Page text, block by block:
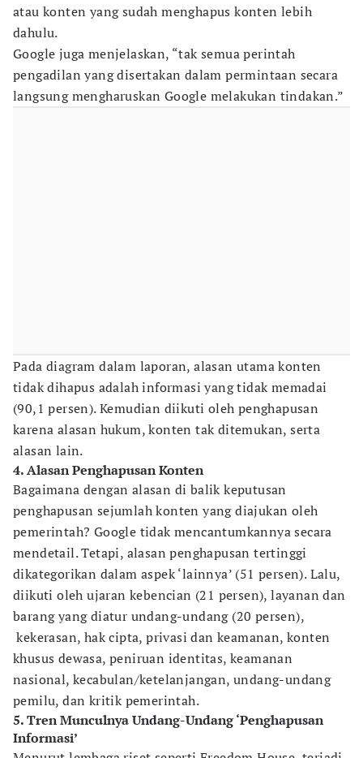
atau konten yang sudah menghapus konten lebih
dahulu.
Google juga menjelaskan, “tak semua perintah
pengadilan yang disertakan dalam permintaan secara
langsung mengharuskan Google melakukan tindakan.”
Pada diagram dalam laporan, alasan utama konten
tidak dihapus adalah informasi yang tidak memadai
(90,1 persen). Kemudian diikuti oleh penghapusan
karena alasan hukum, konten tak ditemukan, serta
alasan lain.
4. Alasan Penghapusan Konten
Bagaimana dengan alasan di balik keputusan
penghapusan sejumlah konten yang diajukan oleh
pemerintah? Google tidak mencantumkannya secara
mendetail. Tetapi, alasan penghapusan tertinggi
dikategorikan dalam aspek ‘lainnya’ (51 persen). Lalu,
diikuti oleh ujaran kebencian (21 persen), layanan dan
barang yang diatur undang-undang (20 persen),
kekerasan, hak cipta, privasi dan keamanan, konten
khusus dewasa, peniruan identitas, keamanan
nasional, kecabulan/ketelanjangan, undang-undang
pemilu, dan kritik pemerintah.
5. Tren Munculnya Undang-Undang ‘Penghapusan
Informasi’